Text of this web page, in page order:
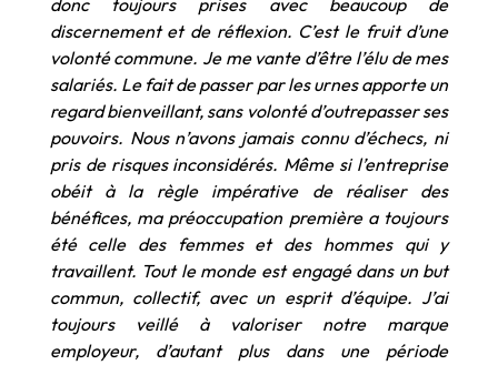
donc toujours prises avec beaucoup de
discernement et de réflexion. C’est le fruit d’une
volonté commune. Je me vante d’être l’élu de mes
salariés. Le fait de passer par les urnes apporte un
regard bienveillant, sans volonté d’outrepasser ses
pouvoirs. Nous n’avons jamais connu d’échecs, ni
pris de risques inconsidérés. Même si l’entreprise
obéit à la règle impérative de réaliser des
bénéfices, ma préoccupation première a toujours
été celle des femmes et des hommes qui y
travaillent. Tout le monde est engagé dans un but
commun, collectif, avec un esprit d’équipe. J’ai
toujours veillé à valoriser notre marque
employeur, d’autant plus dans une période